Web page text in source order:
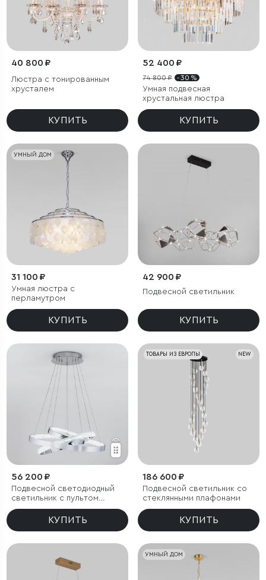
40 800 ₽
Люстра с тонированным
хрусталем
КУПИТЬ
52 400 ₽
74 800 ₽ - 30 %
Умная подвесная
хрустальная люстра
КУПИТЬ
УМНЫЙ ДОМ
31 100 ₽
Умная люстра с
перламутром
КУПИТЬ
42 900 ₽
Подвесной светильник
КУПИТЬ
56 200 ₽
Подвесной светодиодный
светильник с пультом
управления
КУПИТЬ
NEW
ТОВАРЫ ИЗ ЕВРОПЫ
186 600 ₽
Подвесной светильник со
стеклянными плафонами
КУПИТЬ
УМНЫЙ ДОМ